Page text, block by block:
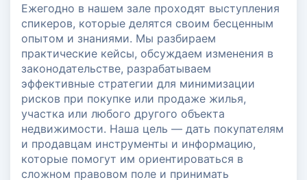
Ежегодно в нашем зале проходят выступления
спикеров, которые делятся своим бесценным
опытом и знаниями. Мы разбираем
практические кейсы, обсуждаем изменения в
законодательстве, разрабатываем
эффективные стратегии для минимизации
рисков при покупке или продаже жилья,
участка или любого другого объекта
недвижимости. Наша цель — дать покупателям
и продавцам инструменты и информацию,
которые помогут им ориентироваться в
сложном правовом поле и принимать